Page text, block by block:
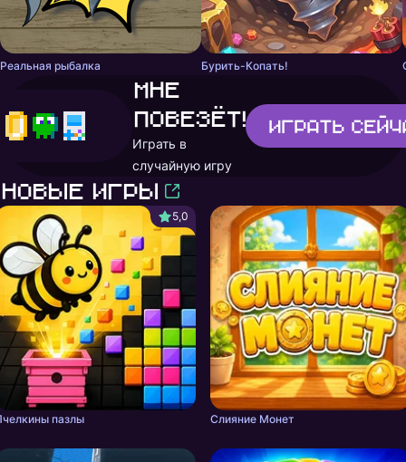
Реальная рыбалка Бурить-Копать!
Мне
повезёт!
Играть в
случайную игру
Играть
Новые игры
5,0
пазлы Слияние Монет